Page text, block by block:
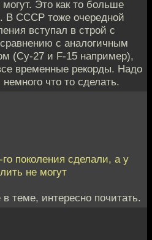
Это как то больше
В СССР тоже очередной
вступал в строй с
с аналогичным
(Су-27 и F-15 например),
временные рекорды. Надо
что то сделать.
поколения сделали, а у
не могут
теме, интересно почитать.